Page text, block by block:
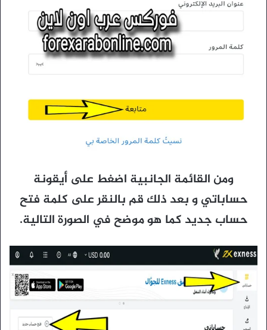
ومن القائمة الجانبية اضغط على أيقونة
حساباتي و بعد ذلك قم بالنقر على كلمة فتح
حساب جديد كما هو موضح في الصورة التالية.